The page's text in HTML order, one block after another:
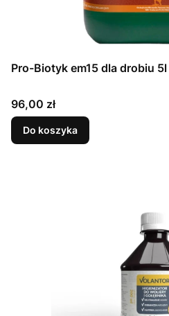
Pro-Biotyk em15 dla drobiu 5l
Cena
96,00 zł
Do koszyka